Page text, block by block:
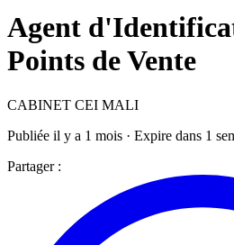
Agent
Points de Vente
CABINET CEI MALI
Publiée il y a 1 mois · Expire dans 1
Partager :